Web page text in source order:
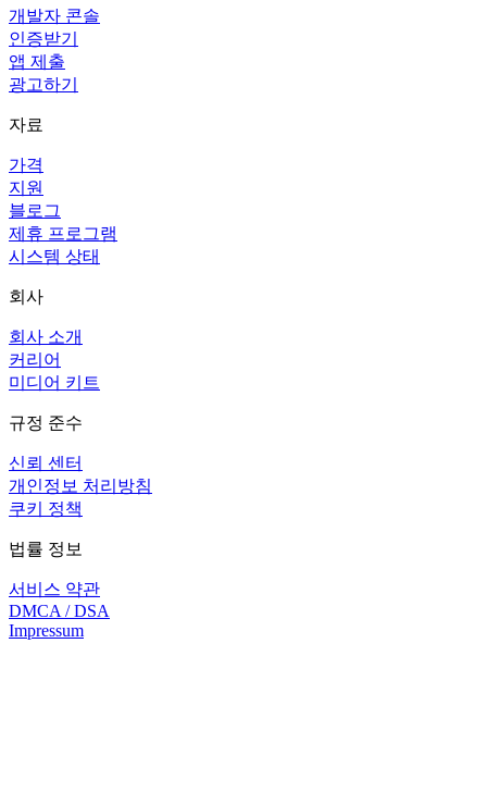
개발자 콘솔
인증받기
앱 제출
광고하기
자료
가격
지원
블로그
제휴 프로그램
시스템 상태
회사
회사 소개
커리어
미디어 키트
규정 준수
신뢰 센터
개인정보 처리방침
쿠키 정책
법률 정보
서비스 약관
DMCA / DSA
Impressum